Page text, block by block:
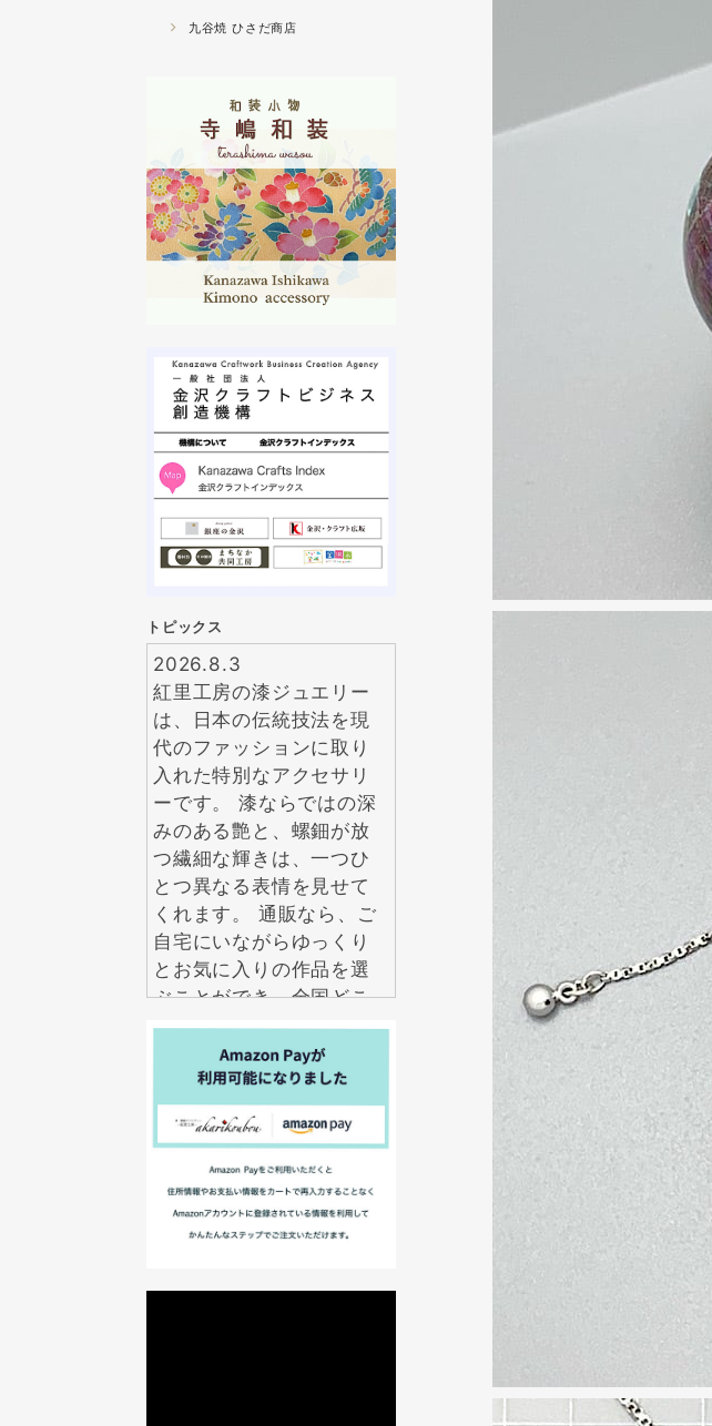
九谷焼 ひさだ商店
トピックス
2026.8.3
紅里工房の漆ジュエリー
は、日本の伝統技法を現
代のファッションに取り
入れた特別なアクセサリ
ーです。 漆ならではの深
みのある艶と、螺鈿が放
つ繊細な輝きは、一つひ
とつ異なる表情を見せて
くれます。 通販なら、ご
自宅にいながらゆっくり
とお気に入りの作品を選
ぶことができ、全国どこ
からでも気軽にお求めい
ただけます。
2026.7.29
アクセサリーは数多くあ
りますが、本当に長く大
切にしたいと思えるもの
は意外と多くありませ